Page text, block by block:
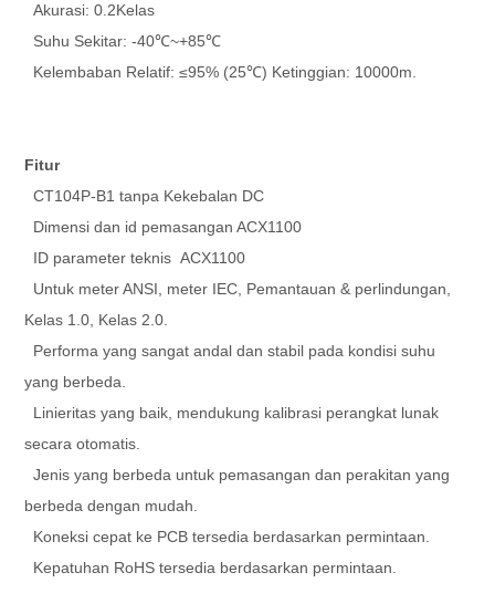
Akurasi: 0.2Kelas
Suhu Sekitar: -40℃~+85℃
Kelembaban Relatif: ≤95% (25℃) Ketinggian: 10000m.
Fitur
CT104P-B1 tanpa Kekebalan DC
Dimensi dan id pemasangan ACX1100
ID parameter teknisACX1100
Untuk meter ANSI, meter IEC, Pemantauan & perlindungan,
Kelas 1.0, Kelas 2.0.
Performa yang sangat andal dan stabil pada kondisi suhu
yang berbeda.
Linieritas yang baik, mendukung kalibrasi perangkat lunak
secara otomatis.
Jenis yang berbeda untuk pemasangan dan perakitan yang
berbeda dengan mudah.
Koneksi cepat ke PCB tersedia berdasarkan permintaan.
Kepatuhan RoHS tersedia berdasarkan permintaan.